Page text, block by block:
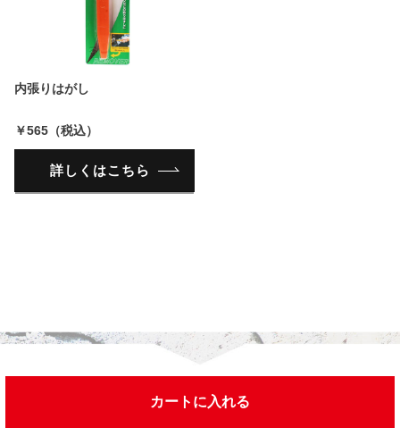
カートに入れる
内張りはがし
￥565（税込）
詳しくはこちら
今までチェックした商品